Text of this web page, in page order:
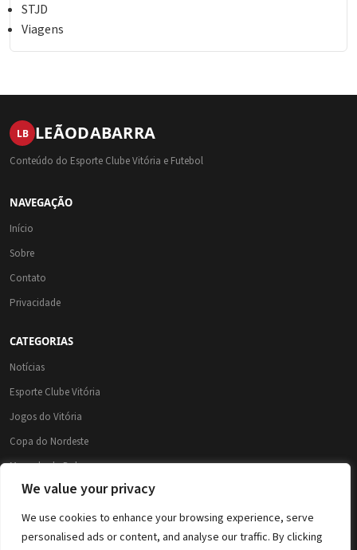
We value your privacy
We use cookies to enhance your browsing experience, serve
personalised ads or content, and analyse our traffic. By clicking
STJD
Viagens
LB LEÃODABARRA
Conteúdo do Esporte Clube Vitória e Futebol
NAVEGAÇÃO
Início
Sobre
Contato
Privacidade
CATEGORIAS
Notícias
Esporte Clube Vitória
Jogos do Vitória
Copa do Nordeste
Mercado da Bola
Brasileirão 2026
Brasileirão Série A
Copa do Brasil